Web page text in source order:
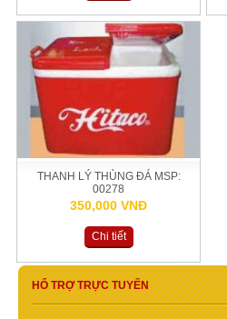
THANH LÝ THÙNG ĐÁ MSP:
00278
350,000 VNĐ
Chi tiết
HỔ TRỢ TRỰC TUYẾN